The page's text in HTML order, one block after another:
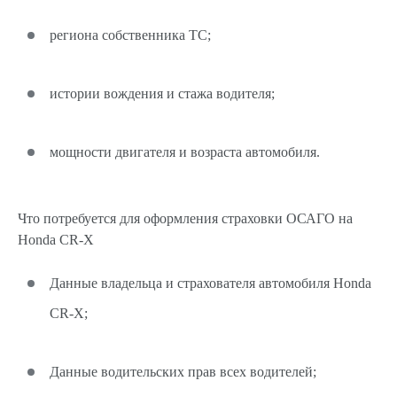
региона собственника ТС;
истории вождения и стажа водителя;
мощности двигателя и возраста автомобиля.
Что потребуется для оформления страховки ОСАГО на
Honda CR-X
Данные владельца и страхователя автомобиля Honda
CR-X;
Данные водительских прав всех водителей;